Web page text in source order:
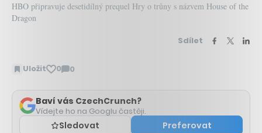
HBO připravuje desetidílný prequel Hry o trůny s názvem House of the
Dragon
Sdílet
Uložit 0 0
Zobrazit
Baví vás CzechCrunch?
Vídejte ho na Googlu častěji.
Sledovat Preferovat